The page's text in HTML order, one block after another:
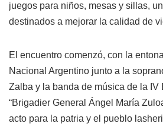
juegos para niños, mesas y sillas,
destinados a mejorar la calidad de
El encuentro comenzó, con la
Nacional Argentino junto a la
Zalba y la banda de música de la IV
“Brigadier General Ángel María
acto para la patria y el pueblo